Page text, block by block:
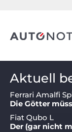
Aktuell
Ferrari Amalfi
Die Götter
Fiat Qubo L
Der (gar nicht